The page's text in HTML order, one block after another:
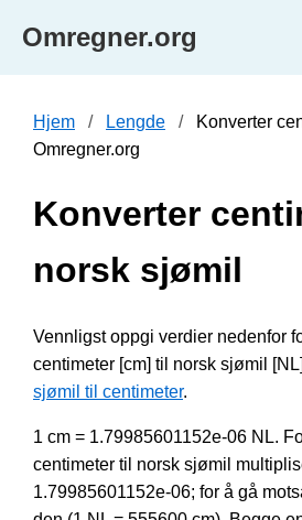
Omregner.org
Hjem Lengde
Konverter
Omregner.org
Konverter
norsk sjømil
Vennligst oppgi verdier nedenfor
centimeter [cm] til norsk sjømil
sjømil til centimeter.
1 cm = 1.79985601152e-06 NL.
centimeter til norsk sjømil
1.79985601152e-06; for å gå